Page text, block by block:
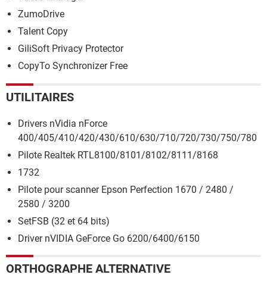
ZumoDrive
Talent Copy
GiliSoft Privacy Protector
CopyTo Synchronizer Free
UTILITAIRES
Drivers nVidia nForce
400/405/410/420/430/610/630/710/720/730/750/780
Pilote Realtek RTL8100/8101/8102/8111/8168
1732
Pilote pour scanner Epson Perfection 1670 / 2480 /
2580 / 3200
SetFSB (32 et 64 bits)
Driver nVIDIA GeForce Go 6200/6400/6150
ORTHOGRAPHE ALTERNATIVE